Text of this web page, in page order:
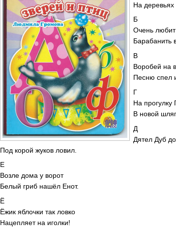
На
Б
Очень
Барабанить
В
Воробей на
Песню спел
Г
На прогулку
В новой
Д
Дятел Дуб
Под корой жуков ловил.
Е
Возле дома у ворот
Белый гриб нашёл Енот.
Ё
Ёжик яблочки так ловко
Нацепляет на иголки!